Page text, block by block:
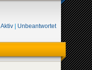
Aktiv
Unbeantwortet